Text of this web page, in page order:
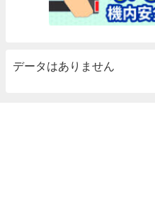
データはありません